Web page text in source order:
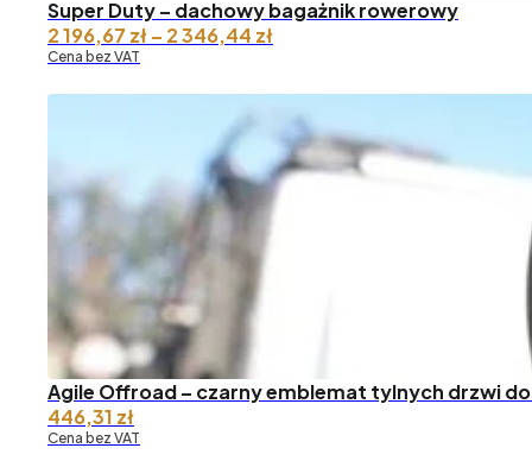
Super Duty – dachowy bagażnik rowerowy
2 196,67 zł– 2 346,44 złZakres
do 2
346,44 zł
Cena bez VAT
Agile Offroad – czarny emblemat tylnych drzwi
446,31 zł
Cena bez VAT